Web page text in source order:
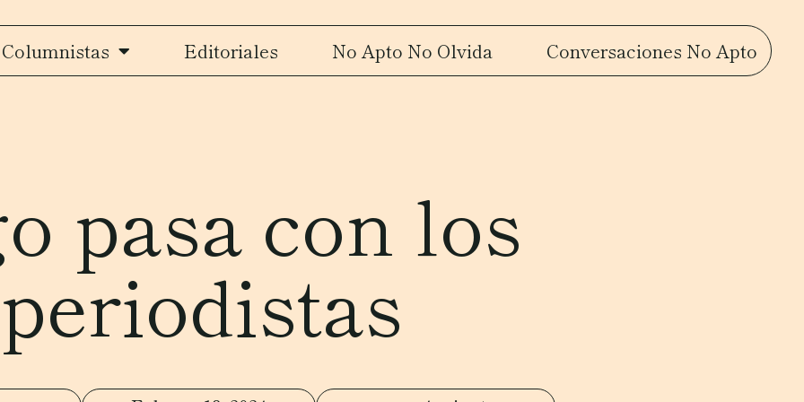
Columnistas Editoriales No Apto No Olvida Conversaciones No Apto
pasa con los
periodistas